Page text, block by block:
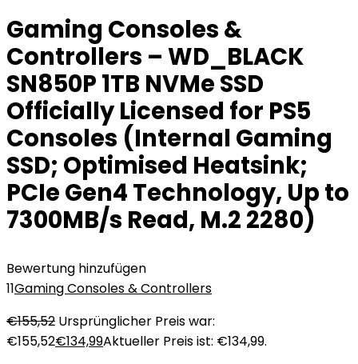
Gaming Consoles &
Controllers – WD_BLACK
SN850P 1TB NVMe SSD
Officially Licensed for PS5
Consoles (Internal Gaming
SSD; Optimised Heatsink;
PCIe Gen4 Technology, Up to
7300MB/s Read, M.2 2280)
Bewertung hinzufügen
11Gaming Consoles & Controllers
€155,52 Ursprünglicher Preis war:
€155,52€134,99Aktueller Preis ist: €134,99.